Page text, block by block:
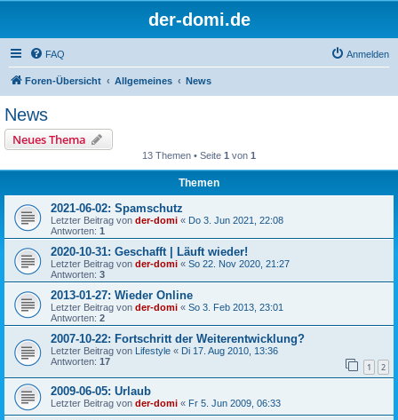
der-domi.de
FAQ Anmelden
Foren-Übersicht Allgemeines News
News
Neues Thema
13 Themen • Seite 1 von 1
Themen
2021-06-02: Spamschutz
Letzter Beitrag von der-domi « Do 3. Jun 2021, 22:08
Antworten: 1
2020-10-31: Geschafft | Läuft wieder!
Letzter Beitrag von der-domi « So 22. Nov 2020, 21:27
Antworten: 3
2013-01-27: Wieder Online
Letzter Beitrag von der-domi « So 3. Feb 2013, 23:01
Antworten: 2
2007-10-22: Fortschritt der Weiterentwicklung?
Letzter Beitrag von Lifestyle « Di 17. Aug 2010, 13:36
Antworten: 17 1 2
2009-06-05: Urlaub
Letzter Beitrag von der-domi « Fr 5. Jun 2009, 06:33